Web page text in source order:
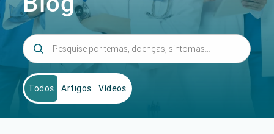
Todos Artigos Vídeos